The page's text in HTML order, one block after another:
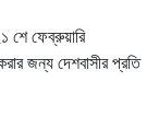
শে ফেব্রুয়ারি
জন্য দেশবাসীর প্রতি